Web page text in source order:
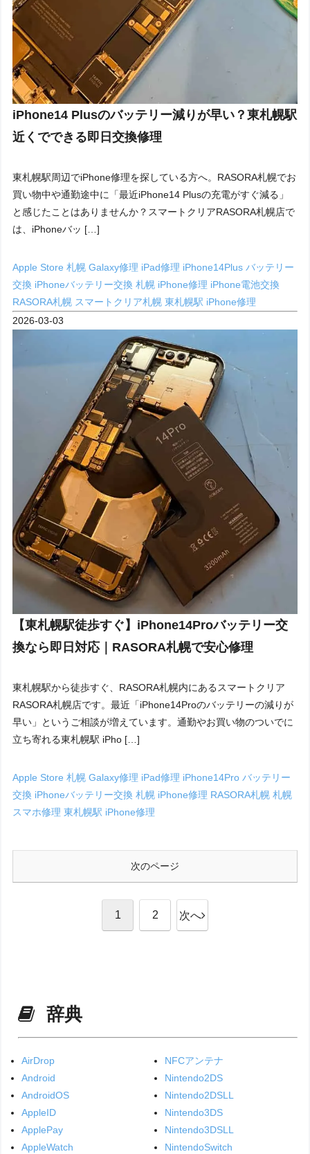
iPhone14 Plusのバッテリー減りが早い？東札幌駅
近くでできる即日交換修理
東札幌駅周辺でiPhone修理を探している方へ。RASORA札幌でお
買い物中や通勤途中に「最近iPhone14 Plusの充電がすぐ減る」
と感じたことはありませんか？スマートクリアRASORA札幌店で
は、iPhoneバッ […]
Apple Store 札幌Galaxy修理 iPad修理 iPhone14Plus バッテリー
交換 iPhoneバッテリー交換 札幌 iPhone修理 iPhone電池交換
RASORA札幌 スマートクリア札幌東札幌駅 iPhone修理
2026-03-03
【東札幌駅徒歩すぐ】iPhone14Proバッテリー交
換なら即日対応｜RASORA札幌で安心修理
東札幌駅から徒歩すぐ、RASORA札幌内にあるスマートクリア
RASORA札幌店です。最近「iPhone14Proのバッテリーの減りが
早い」というご相談が増えています。通勤やお買い物のついでに
立ち寄れる東札幌駅 iPho […]
Apple Store 札幌Galaxy修理 iPad修理 iPhone14Pro バッテリー
交換 iPhoneバッテリー交換 札幌 iPhone修理 RASORA札幌札幌
スマホ修理東札幌駅 iPhone修理
次のページ
1 2 次へ
辞典
AirDrop
Android
AndroidOS
AppleID
ApplePay
AppleWatch
NFCアンテナ
Nintendo2DS
Nintendo2DSLL
Nintendo3DS
Nintendo3DSLL
NintendoSwitch